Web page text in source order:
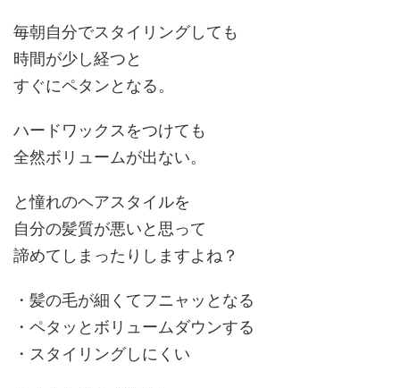
毎朝自分でスタイリングしても
時間が少し経つと
すぐにペタンとなる。
ハードワックスをつけても
全然ボリュームが出ない。
と憧れのヘアスタイルを
自分の髪質が悪いと思って
諦めてしまったりしますよね ？
・髪の毛が細くてフニャッ となる
・ ペタッ とボリュームダウンする
・スタイリングしにくい